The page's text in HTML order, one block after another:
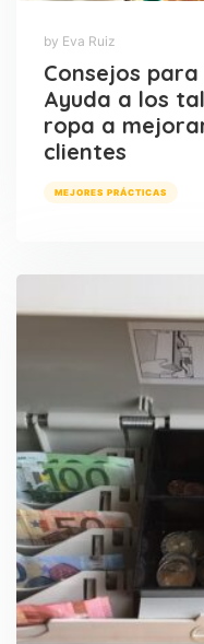
by Eva Ruiz
Consejos
Ayuda a los
ropa a
clientes
MEJORES PRÁCTICAS